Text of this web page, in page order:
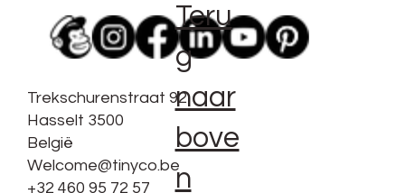
Trekschurenstraat 92
Hasselt 3500
België
Welcome@tinyco.be
+32 460 95 72 57
Teru
g
naar
bove
n